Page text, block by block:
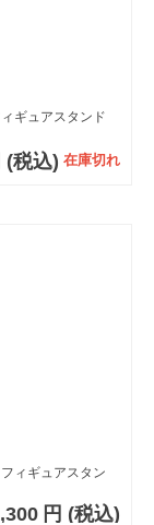
ギュアスタンド
(税込) 在庫切れ
ィギュアスタン
円 (税込)